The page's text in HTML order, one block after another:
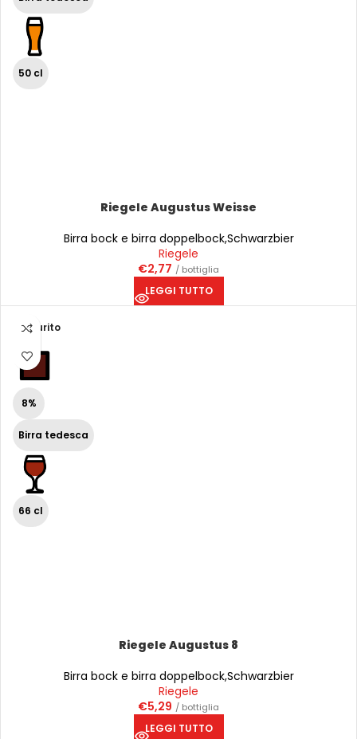
50 cl
Riegele Augustus Weisse
Birra bock e birra doppelbock,Schwarzbier
Riegele
€2,77 / bottiglia
LEGGI TUTTO
Esaurito
8%
Birra tedesca
66 cl
Riegele Augustus 8
Birra bock e birra doppelbock,Schwarzbier
Riegele
€5,29 / bottiglia
LEGGI TUTTO